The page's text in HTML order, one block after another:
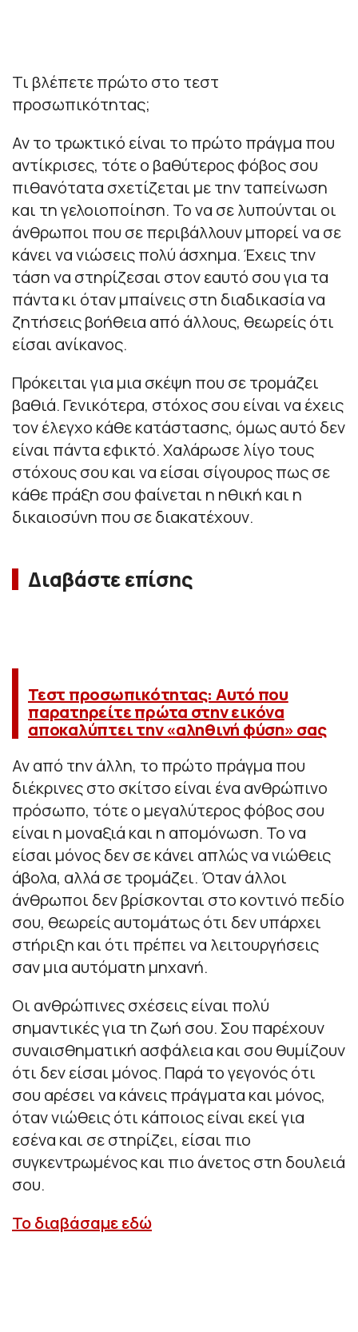
Τι βλέπετε πρώτο στο τεστ
προσωπικότητας;
Αν το τρωκτικό είναι το πρώτο πράγμα που
αντίκρισες, τότε ο βαθύτερος φόβος σου
πιθανότατα σχετίζεται με την ταπείνωση
και τη γελοιοποίηση. Το να σε λυπούνται οι
άνθρωποι που σε περιβάλλουν μπορεί να σε
κάνει να νιώσεις πολύ άσχημα. Έχεις την
τάση να στηρίζεσαι στον εαυτό σου για τα
πάντα κι όταν μπαίνεις στη διαδικασία να
ζητήσεις βοήθεια από άλλους, θεωρείς ότι
είσαι ανίκανος.
Πρόκειται για μια σκέψη που σε τρομάζει
βαθιά. Γενικότερα, στόχος σου είναι να έχεις
τον έλεγχο κάθε κατάστασης, όμως αυτό δεν
είναι πάντα εφικτό. Χαλάρωσε λίγο τους
στόχους σου και να είσαι σίγουρος πως σε
κάθε πράξη σου φαίνεται η ηθική και η
δικαιοσύνη που σε διακατέχουν.
Διαβάστε επίσης
Τεστ προσωπικότητας: Αυτό που
παρατηρείτε πρώτα στην εικόνα
αποκαλύπτει την «αληθινή φύση» σας
Αν από την άλλη, το πρώτο πράγμα που
διέκρινες στο σκίτσο είναι ένα ανθρώπινο
πρόσωπο, τότε ο μεγαλύτερος φόβος σου
είναι η μοναξιά και η απομόνωση. Το να
είσαι μόνος δεν σε κάνει απλώς να νιώθεις
άβολα, αλλά σε τρομάζει. Όταν άλλοι
άνθρωποι δεν βρίσκονται στο κοντινό πεδίο
σου, θεωρείς αυτομάτως ότι δεν υπάρχει
στήριξη και ότι πρέπει να λειτουργήσεις
σαν μια αυτόματη μηχανή.
Οι ανθρώπινες σχέσεις είναι πολύ
σημαντικές για τη ζωή σου. Σου παρέχουν
συναισθηματική ασφάλεια και σου θυμίζουν
ότι δεν είσαι μόνος. Παρά το γεγονός ότι
σου αρέσει να κάνεις πράγματα και μόνος,
όταν νιώθεις ότι κάποιος είναι εκεί για
εσένα και σε στηρίζει, είσαι πιο
συγκεντρωμένος και πιο άνετος στη δουλειά
σου.
Το διαβάσαμε εδώ